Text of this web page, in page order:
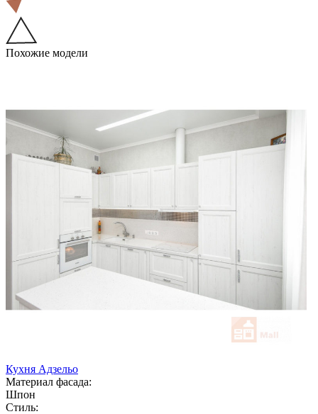
Похожие модели
Кухня Адзельо
Материал фасада:
Шпон
Стиль: